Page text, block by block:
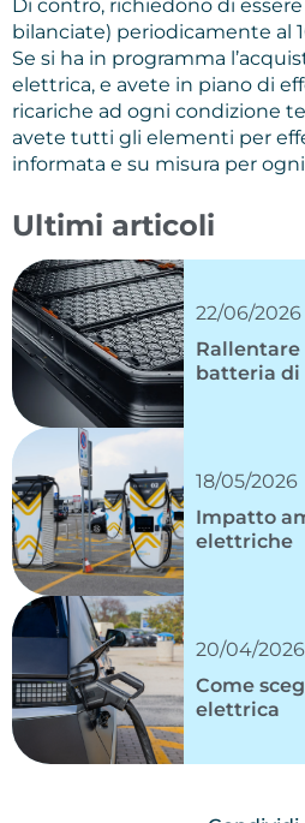
Di contro, richiedono di
bilanciate) periodicamente al
Se si ha in programma
elettrica, e avete in piano di
ricariche ad ogni condizione
avete tutti gli elementi per
informata e su misura per
Ultimi articoli
22/06/2026
batteria di
18/05/2026
Impatto
elettriche
20/04/2026
Come
elettrica